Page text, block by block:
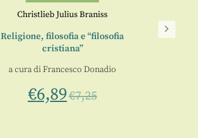
Christlieb Julius Braniss
Religione, filosofia e “filosofia
cristiana”
a cura diFrancesco Donadio
€6,89€7,25